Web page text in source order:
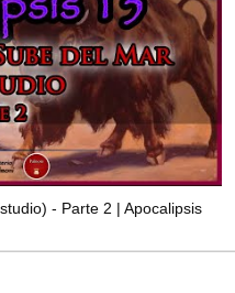
- Parte 2 | Apocalipsis